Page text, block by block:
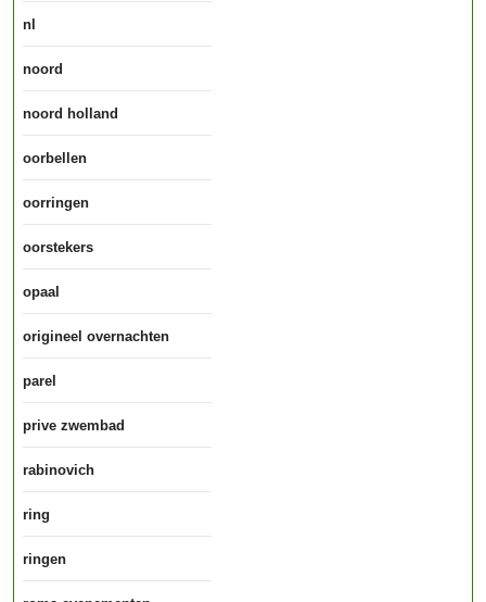
nl
noord
noord holland
oorbellen
oorringen
oorstekers
opaal
origineel overnachten
parel
prive zwembad
rabinovich
ring
ringen